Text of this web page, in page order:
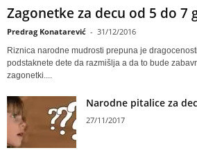
Zagonetke za decu od 5 do 7
Predrag Konatarević - 31/12/2016
Riznica narodne mudrosti prepuna je
podstaknete dete da razmišlja a da to bude
zagonetki....
Narodne pitalice za
27/11/2017